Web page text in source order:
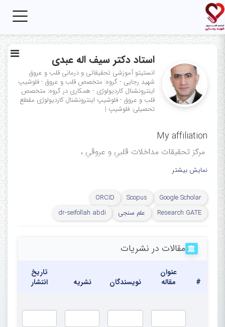
استاد دکتر سیف اله عبدی
انستیتو آموزشی تحقیقاتی و درمانی قلب و عروق
شهید رجایی - گروه: متخصص قلب و عروق - فلوشیپ
اینترونشنال کاردیولوژی - همکاری در گروه: متخصص
قلب و عروق - فلوشیپ اینترونشنال کاردیولوژی مقطع
تحصیلی: فلوشیپ |
My affiliation
ﻣﺮﻛﺰ ﺗﺤﻘﯿﻘﺎت ﻣﺪاﺧﻼت ﻗﻠﺒﻲ و ﻋﺮوﻗﻲ ،
مرکز آموزشی، تحقیقاتی و درمانی
علوم پزشکی ایران، تهران، ایران
Cardiovascular Intervention
Cardiovascular Medical and
Research Center,
نمایش بیشتر
Google Scholar
Scopus
ORCID
Research GATE
علم سنجی dr-seifollah abdi
مقالات در نشریات
#
عنوان
مقاله
نویسندگان نشریه
تاریخ
انتشار